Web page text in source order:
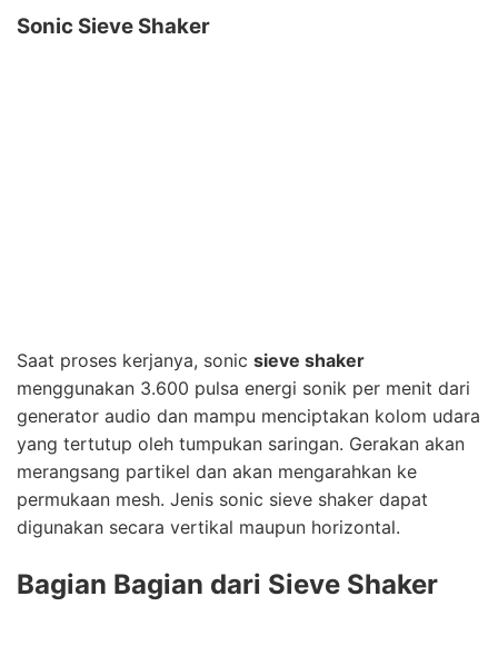
Sonic Sieve Shaker
Saat proses kerjanya, sonic sieve shaker
menggunakan 3.600 pulsa energi sonik per menit dari
generator audio dan mampu menciptakan kolom udara
yang tertutup oleh tumpukan saringan. Gerakan akan
merangsang partikel dan akan mengarahkan ke
permukaan mesh. Jenis sonic sieve shaker dapat
digunakan secara vertikal maupun horizontal.
Bagian Bagian dari Sieve Shaker